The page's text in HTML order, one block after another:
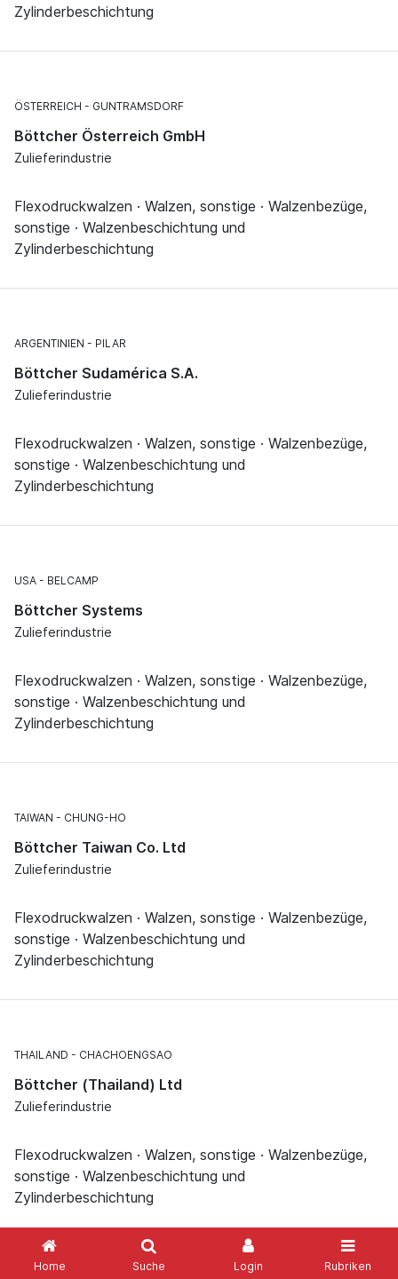
Home Suche Login Rubriken
Zylinderbeschichtung
ÖSTERREICH GUNTRAMSDORF
Böttcher Österreich GmbH
Zulieferindustrie
Flexodruckwalzen · Walzen, sonstige · Walzenbezüge,
sonstige · Walzenbeschichtung und
Zylinderbeschichtung
ARGENTINIEN PILAR
Böttcher Sudamérica S.A.
Zulieferindustrie
Flexodruckwalzen · Walzen, sonstige · Walzenbezüge,
sonstige · Walzenbeschichtung und
Zylinderbeschichtung
USA BELCAMP
Böttcher Systems
Zulieferindustrie
Flexodruckwalzen · Walzen, sonstige · Walzenbezüge,
sonstige · Walzenbeschichtung und
Zylinderbeschichtung
TAIWAN CHUNG-HO
Böttcher Taiwan Co. Ltd
Zulieferindustrie
Flexodruckwalzen · Walzen, sonstige · Walzenbezüge,
sonstige · Walzenbeschichtung und
Zylinderbeschichtung
THAILAND CHACHOENGSAO
Böttcher (Thailand) Ltd
Zulieferindustrie
Flexodruckwalzen · Walzen, sonstige · Walzenbezüge,
sonstige · Walzenbeschichtung und
Zylinderbeschichtung